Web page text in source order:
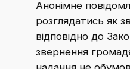
Анонімне
розглядатись як
відповідно до
звернення